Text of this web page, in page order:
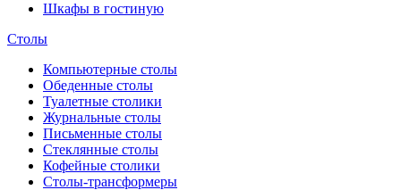
Шкафы в гостиную
Столы
Компьютерные столы
Обеденные столы
Туалетные столики
Журнальные столы
Письменные столы
Стеклянные столы
Кофейные столики
Столы-трансформеры